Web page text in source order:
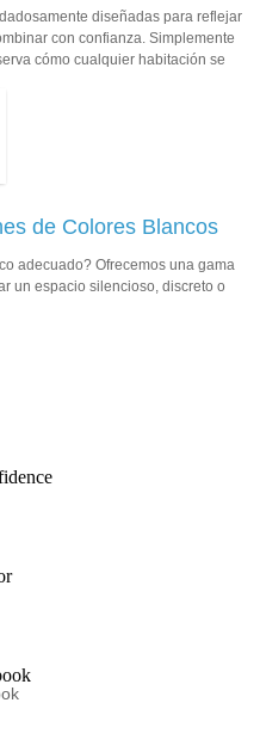
diseñadas para reflejar
con confianza. Simplemente
cómo cualquier habitación se
de Colores Blancos
adecuado? Ofrecemos una gama
un espacio silencioso, discreto o